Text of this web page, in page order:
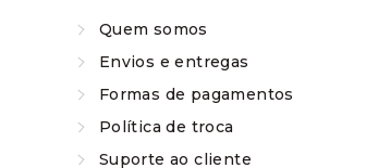
Quem somos
Envios e entregas
Formas de pagamentos
Política de troca
Suporte ao cliente